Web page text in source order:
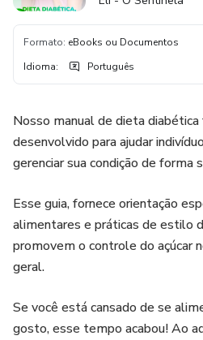
Formato: eBooks ou Documentos
Idioma: Português
Nosso manual de dieta
desenvolvido para ajudar
gerenciar sua condição de forma
Esse guia, fornece orientação
alimentares e práticas de estilo
promovem o controle do açúcar
geral.
Se você está cansado de se
gosto, esse tempo acabou! Ao